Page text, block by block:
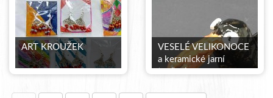
ART KROUŽEK
VESELÉ VELIKONOCE
a keramické jarní